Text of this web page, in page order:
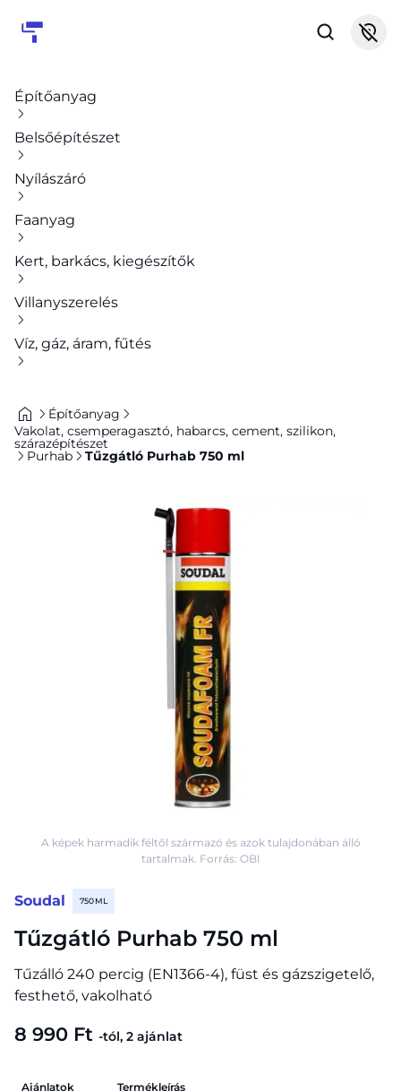
Építőanyag
Belsőépítészet
Nyílászáró
Faanyag
Kert, barkács, kiegészítők
Villanyszerelés
Víz, gáz, áram, fűtés
Építőanyag
Vakolat, csemperagasztó, habarcs, cement, szilikon,
szárazépítészet
Purhab Tűzgátló Purhab 750 ml
Soudal 750 ML
Tűzgátló Purhab 750 ml
Tűzálló 240 percig (EN1366-4), füst és gázszigetelő,
festhető, vakolható
8 990 Ft -tól, 2 ajánlat
A képek harmadik féltől származó és azok tulajdonában álló
tartalmak. Forrás: OBI
Ajánlatok Termékleírás